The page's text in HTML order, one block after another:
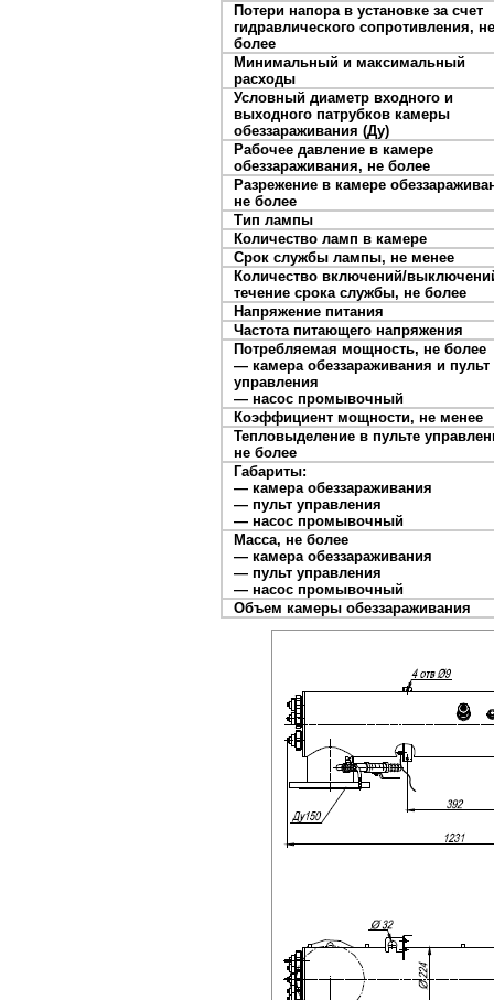
Потери напора в установке за счет
гидравлического сопротивления, не
более
Минимальный и максимальный
расходы
Условный диаметр входного и
выходного патрубков камеры
обеззараживания (Ду)
Рабочее давление в камере
обеззараживания, не более
Разрежение в камере
не более
Тип лампы
Количество ламп в камере
Срок службы лампы, не менее
Количество включений/
течение срока службы, не более
Напряжение питания
Частота питающего напряжения
Потребляемая мощность, не более
— камера обеззараживания и пульт
управления
— насос промывочный
Коэффициент мощности, не менее
Тепловыделение в пульте
не более
Габариты:
— камера обеззараживания
— пульт управления
— насос промывочный
Масса, не более
— камера обеззараживания
— пульт управления
— насос промывочный
Объем камеры обеззараживания